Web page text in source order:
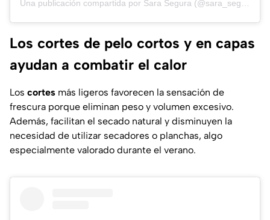
Los cortes de pelo cortos y en capas
ayudan a combatir el calor
Los cortes más ligeros favorecen la sensación de
frescura porque eliminan peso y volumen excesivo.
Además, facilitan el secado natural y disminuyen la
necesidad de utilizar secadores o planchas, algo
especialmente valorado durante el verano.